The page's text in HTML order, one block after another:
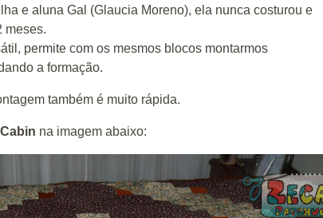
e aluna Gal (Glaucia Moreno), ela nunca costurou e
meses.
permite com os mesmos blocos montarmos
a formação.
também é muito rápida.
na imagem abaixo: